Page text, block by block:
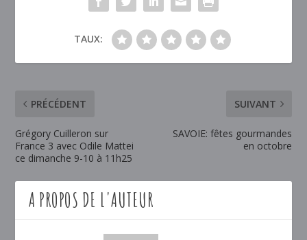
TAUX:
PRÉCÉDENT
Grégory Cuilleron sur
France 3 avec Odile Mattei
ce dimanche 9-10 à 11h25
SUIVANT
SAVOIE: fêtes gourmandes
en octobre
A PROPOS DE L'AUTEUR